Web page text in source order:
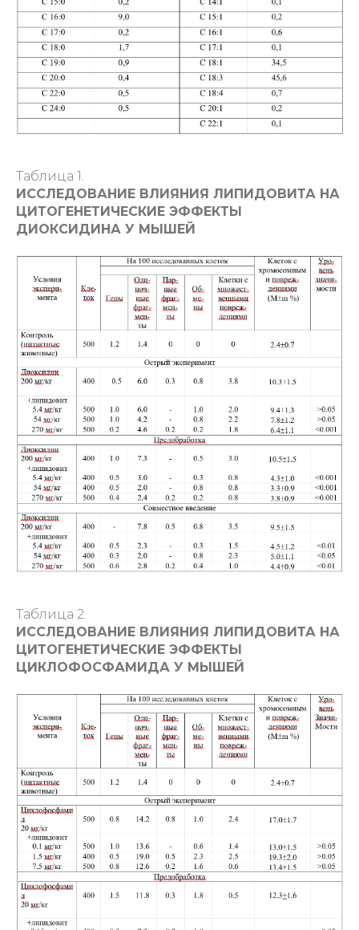
Таблица 1.
ИССЛЕДОВАНИЕ ВЛИЯНИЯ ЛИПИДОВИТА НА
ЦИТОГЕНЕТИЧЕСКИЕ ЭФФЕКТЫ
ДИОКСИДИНА У МЫШЕЙ
Таблица 2.
ИССЛЕДОВАНИЕ ВЛИЯНИЯ ЛИПИДОВИТА НА
ЦИТОГЕНЕТИЧЕСКИЕ ЭФФЕКТЫ
ЦИКЛОФОСФАМИДА У МЫШЕЙ